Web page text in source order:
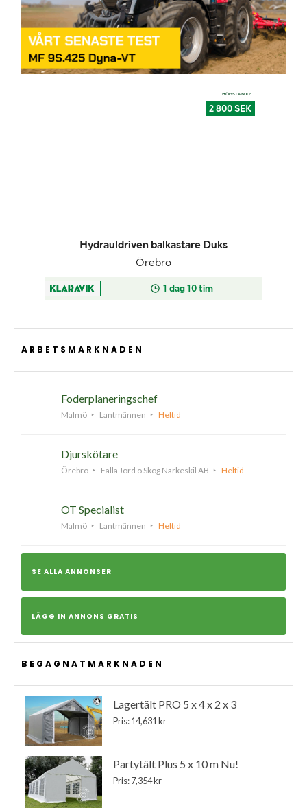
ARBETSMARKNADEN
Foderplaneringschef
Malmö Lantmännen Heltid
Djurskötare
Örebro Falla Jord o Skog Närkeskil AB Heltid
OT Specialist
Malmö Lantmännen Heltid
SE ALLA ANNONSER
LÄGG IN ANNONS GRATIS
BEGAGNATMARKNADEN
Lagertält PRO 5 x 4 x 2 x 3
Pris: 14,631 kr
Partytält Plus 5 x 10 m Nu!
Pris: 7,354 kr